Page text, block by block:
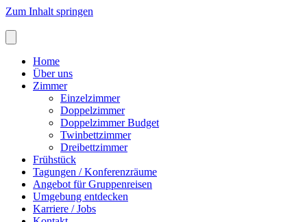
Zum Inhalt springen
Home
Über uns
Zimmer
Einzelzimmer
Doppelzimmer
Doppelzimmer Budget
Twinbettzimmer
Dreibettzimmer
Frühstück
Tagungen / Konferenzräume
Angebot für Gruppenreisen
Umgebung entdecken
Karriere / Jobs